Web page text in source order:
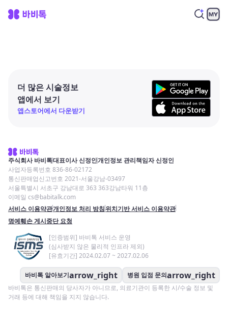
더 많은 시술정보
앱에서 보기
앱스토어에서 다운받기
주식회사 바비톡대표이사 신정인개인정보 관리책임자 신정인
사업자등록번호 836-86-02172
통신판매업신고번호 2021-서울강남-03497
서울특별시 서초구 강남대로 363 363강남타워 11층
이메일 cs@babitalk.com
서비스 이용약관개인정보 처리 방침위치기반 서비스 이용약관
명예훼손 게시중단 요청
[인증범위] 바비톡 서비스 운영
(심사받지 않은 물리적 인프라 제외)
[유효기간] 2024.02.07 ~ 2027.02.06
바비톡 알아보기arrow_right 병원 입점 문의arrow_right
바비톡은 통신판매의 당사자가 아니므로, 의료기관이 등록한 시/수술 정보 및
거래 등에 대해 책임을 지지 않습니다.